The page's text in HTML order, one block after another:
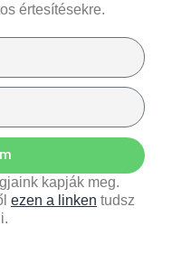
értesítésekre.
kapják meg.
ezen a linken tudsz